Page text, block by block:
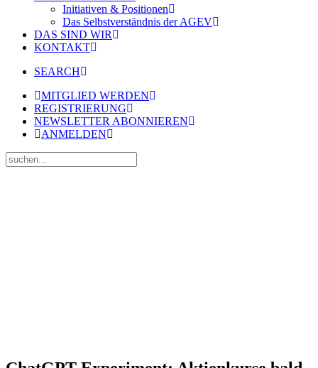
Initiativen & Positionen
Das Selbstverständnis der AGEV
DAS SIND WIR
KONTAKT
SEARCH
MITGLIED WERDEN
REGISTRIERUNG
NEWSLETTER ABONNIEREN
ANMELDEN